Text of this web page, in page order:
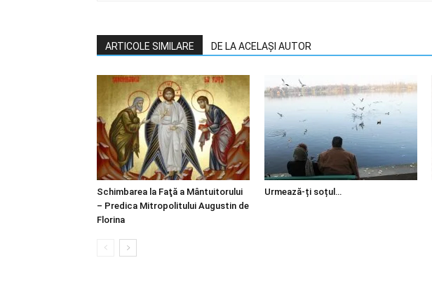
ARTICOLE SIMILARE DE LA ACELAȘI AUTOR
Schimbarea la Faţă a Mântuitorului
– Predica Mitropolitului Augustin de
Florina
Urmează-ți soțul…